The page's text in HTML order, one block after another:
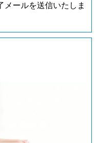
メールを送信いたしま